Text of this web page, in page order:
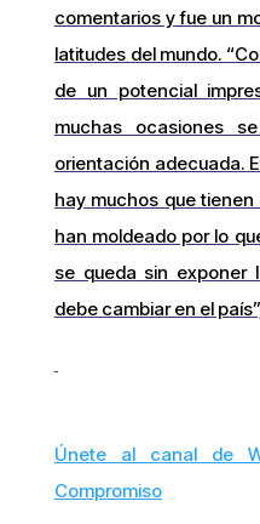
comentarios y fue un
latitudes del mundo.
de un potencial
muchas ocasiones
orientación adecuada.
hay muchos que
han moldeado por lo
se queda sin exponer
debe cambiar en el
Únete al canal de
Compromiso